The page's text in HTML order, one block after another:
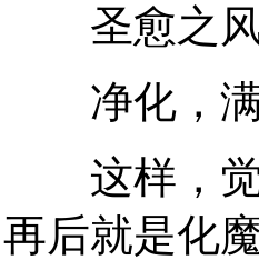
圣愈之风
净化，
这样，觉
再后就是化